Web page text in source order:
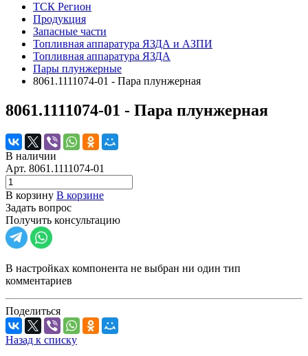
ТСК Регион
Продукция
Запасные части
Топливная аппаратура ЯЗДА и АЗПИ
Топливная аппаратура ЯЗДА
Пары плунжерные
8061.1111074-01 - Пара плунжерная
8061.1111074-01 - Пара плунжерная
В наличии
Арт. 8061.1111074-01
В корзину В корзине
Задать вопрос
Получить консультацию
В настройках компонента не выбран ни один тип
комментариев
Поделиться
Назад к списку